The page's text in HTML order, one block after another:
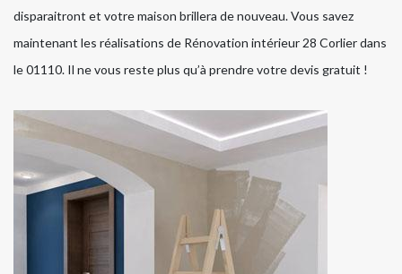
disparaitront et votre maison brillera de nouveau. Vous savez
maintenant les réalisations de Rénovation intérieur 28 Corlier dans
le 01110. Il ne vous reste plus qu’à prendre votre devis gratuit !